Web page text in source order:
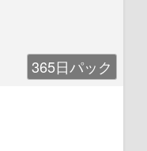
365日パック